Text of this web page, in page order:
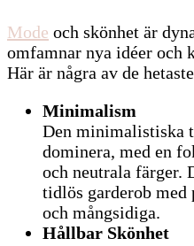
Mode och skönhet är
omfamnar nya idéer och
Här är några av de
Minimalism
Den minimalistiska
dominera, med en
och neutrala färger.
tidlös garderob med
och mångsidiga.
Hållbar Skönhet